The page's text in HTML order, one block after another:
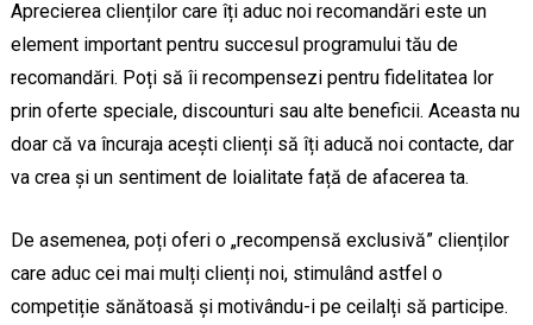
Aprecierea clienților care îți aduc noi recomandări este un
element important pentru succesul programului tău de
recomandări. Poți să îi recompensezi pentru fidelitatea lor
prin oferte speciale, discounturi sau alte beneficii. Aceasta nu
doar că va încuraja acești clienți să îți aducă noi contacte, dar
va crea și un sentiment de loialitate față de afacerea ta.
De asemenea, poți oferi o „recompensă exclusivă” clienților
care aduc cei mai mulți clienți noi, stimulând astfel o
competiție sănătoasă și motivându-i pe ceilalți să participe.